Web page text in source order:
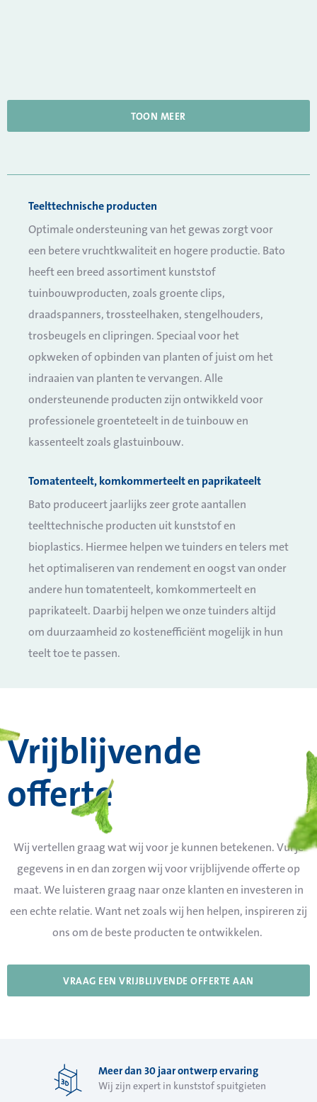
TOON MEER
Teelttechnische producten
Optimale ondersteuning van het gewas zorgt voor
een betere vruchtkwaliteit en hogere productie. Bato
heeft een breed assortiment kunststof
tuinbouwproducten, zoals groente clips,
draadspanners, trossteelhaken, stengelhouders,
trosbeugels en clipringen. Speciaal voor het
opkweken of opbinden van planten of juist om het
indraaien van planten te vervangen. Alle
ondersteunende producten zijn ontwikkeld voor
professionele groenteteelt in de tuinbouw en
kassenteelt zoals glastuinbouw.
Tomatenteelt, komkommerteelt en paprikateelt
Bato produceert jaarlijks zeer grote aantallen
teelttechnische producten uit kunststof en
bioplastics. Hiermee helpen we tuinders en telers met
het optimaliseren van rendement en oogst van onder
andere hun tomatenteelt, komkommerteelt en
paprikateelt. Daarbij helpen we onze tuinders altijd
om duurzaamheid zo kostenefficiënt mogelijk in hun
teelt toe te passen.
Vrijblijvende
offerte
Wij vertellen graag wat wij voor je kunnen betekenen. Vul je
gegevens in en dan zorgen wij voor vrijblijvende offerte op
maat. We luisteren graag naar onze klanten en investeren in
een echte relatie. Want net zoals wij hen helpen, inspireren zij
ons om de beste producten te ontwikkelen.
VRAAG EEN VRIJBLIJVENDE OFFERTE AAN
Meer dan 30 jaar ontwerp ervaring
Wij zijn expert in kunststof spuitgieten